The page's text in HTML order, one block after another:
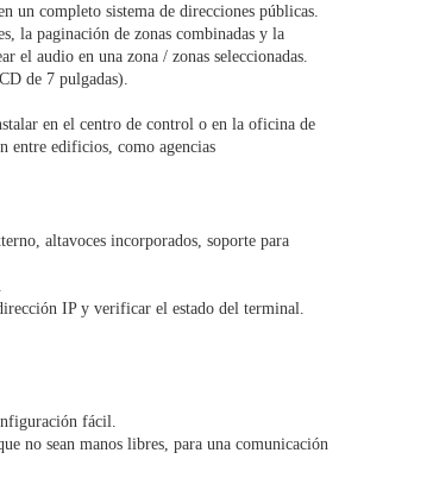
un completo sistema de direcciones públicas.
la paginación de zonas combinadas y la
el audio en una zona / zonas seleccionadas.
de 7 pulgadas).
en el centro de control o en la oficina de
entre edificios, como agencias
altavoces incorporados, soporte para
IP y verificar el estado del terminal.
fácil.
no sean manos libres, para una comunicación